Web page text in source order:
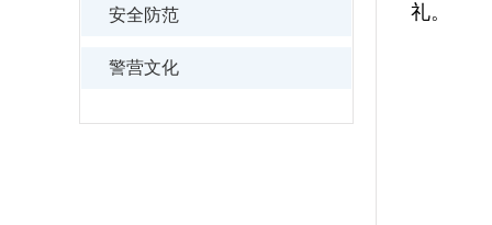
安全防范
警营文化
礼。